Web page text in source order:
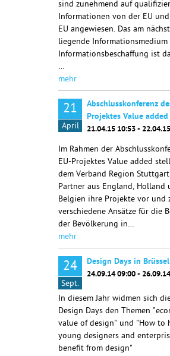
sind zunehmend auf
Informationen von der EU
EU angewiesen. Das am
liegende Informationsmedium
Informationsbeschaffung ist
…
mehr
21
April
Abschlusskonferenz
Projektes Value added
21.04.15 10:53 -
Im Rahmen der
EU-Projektes Value added
dem Verband Region
Partner aus England, Holland
Belgien ihre Projekte vor und
verschiedene Ansätze für die
der Bevölkerung in…
mehr
24
Sept.
Design Days in
24.09.14 09:00 -
In diesem Jahr widmen sich
Design Days den Themen
value of design" und "How to
young designers and
benefit from design"